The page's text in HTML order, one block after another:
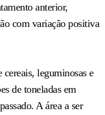
anterior,
com variação positiva
leguminosas e
de toneladas em
A área a ser